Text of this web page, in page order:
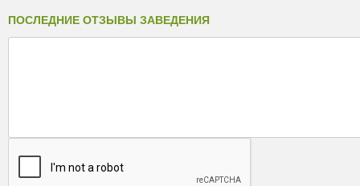
ПОСЛЕДНИЕ ОТЗЫВЫ ЗАВЕДЕНИЯ